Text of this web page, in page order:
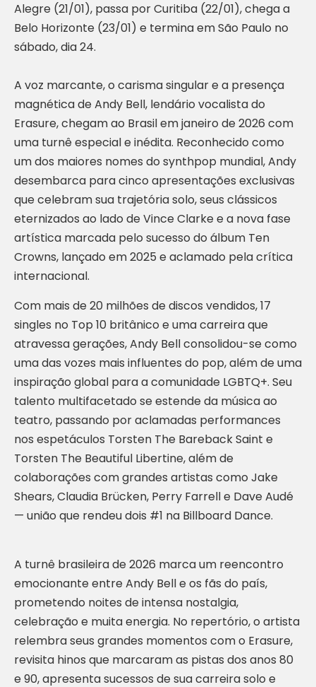
Alegre (21/01), passa por Curitiba (22/01), chega a
Belo Horizonte (23/01) e termina em São Paulo no
sábado, dia 24.
A voz marcante, o carisma singular e a presença
magnética de Andy Bell, lendário vocalista do
Erasure, chegam ao Brasil em janeiro de 2026 com
uma turnê especial e inédita. Reconhecido como
um dos maiores nomes do synthpop mundial, Andy
desembarca para cinco apresentações exclusivas
que celebram sua trajetória solo, seus clássicos
eternizados ao lado de Vince Clarke e a nova fase
artística marcada pelo sucesso do álbum Ten
Crowns, lançado em 2025 e aclamado pela crítica
internacional.
Com mais de 20 milhões de discos vendidos, 17
singles no Top 10 britânico e uma carreira que
atravessa gerações, Andy Bell consolidou-se como
uma das vozes mais influentes do pop, além de uma
inspiração global para a comunidade LGBTQ+. Seu
talento multifacetado se estende da música ao
teatro, passando por aclamadas performances
nos espetáculos Torsten The Bareback Saint e
Torsten The Beautiful Libertine, além de
colaborações com grandes artistas como Jake
Shears, Claudia Brücken, Perry Farrell e Dave Audé
— união que rendeu dois #1 na Billboard Dance.
A turnê brasileira de 2026 marca um reencontro
emocionante entre Andy Bell e os fãs do país,
prometendo noites de intensa nostalgia,
celebração e muita energia. No repertório, o artista
relembra seus grandes momentos com o Erasure,
revisita hinos que marcaram as pistas dos anos 80
e 90, apresenta sucessos de sua carreira solo e